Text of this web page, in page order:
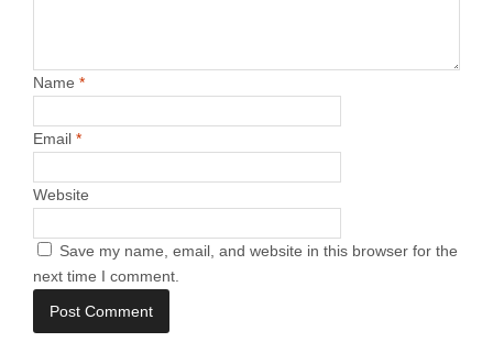
Name *
Email *
Website
Save my name, email, and website in this browser for the
next time I comment.